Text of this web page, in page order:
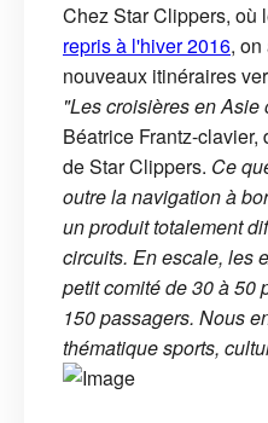
Chez Star Clippers, où
repris à l'hiver 2016,
nouveaux itinéraires
"Les croisières en Asie
Béatrice Frantz-
de Star Clippers. Ce
outre la navigation à
un produit totalement
circuits. En escale, les
petit comité de 30 à 50
150 passagers. Nous
thématique sports,